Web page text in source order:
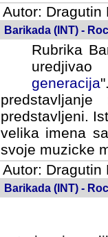
Autor: Dragutin
Barikada (INT) -
Rubrika
uredjivao
Muzicari
na ovom
Istovremeno,
sa svjetske
materijale.
Autor: Dragutin
Barikada (INT) -